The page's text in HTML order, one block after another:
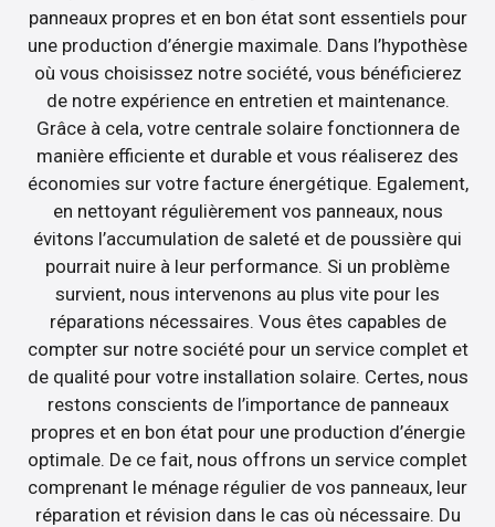
panneaux propres et en bon état sont essentiels pour
une production d’énergie maximale. Dans l’hypothèse
où vous choisissez notre société, vous bénéficierez
de notre expérience en entretien et maintenance.
Grâce à cela, votre centrale solaire fonctionnera de
manière efficiente et durable et vous réaliserez des
économies sur votre facture énergétique. Egalement,
en nettoyant régulièrement vos panneaux, nous
évitons l’accumulation de saleté et de poussière qui
pourrait nuire à leur performance. Si un problème
survient, nous intervenons au plus vite pour les
réparations nécessaires. Vous êtes capables de
compter sur notre société pour un service complet et
de qualité pour votre installation solaire. Certes, nous
restons conscients de l’importance de panneaux
propres et en bon état pour une production d’énergie
optimale. De ce fait, nous offrons un service complet
comprenant le ménage régulier de vos panneaux, leur
réparation et révision dans le cas où nécessaire. Du